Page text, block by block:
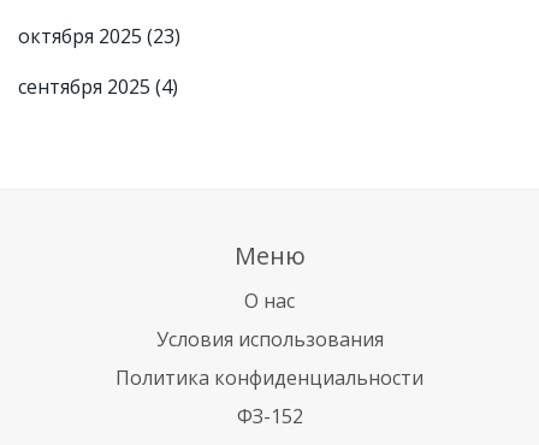
октября 2025 (23)
сентября 2025 (4)
Меню
О нас
Условия использования
Политика конфиденциальности
ФЗ-152